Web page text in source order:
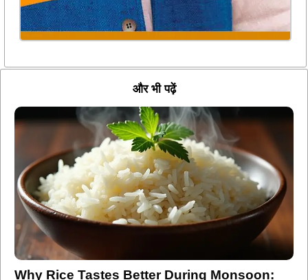
और भी पढ़ें
Why Rice Tastes Better During Monsoon: